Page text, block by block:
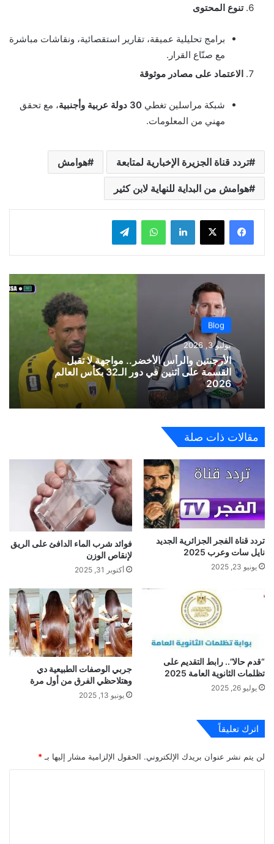
تنوع المحتوى
برامج تحليلية عميقة، تقارير استقصائية، ونقاشات مباشرة
مع صنّاع القرار.
الاعتماد على مصادر موثوقة
شبكة مراسلين تغطي 30 دولة عربية وأجنبية
، مع تحقق
مهني من المعلومات.
تردد قناة الجزيرة الإخبارية لمتابعة هوامش
هوامش من البداية للنهاية لابن كثير
لينكدإن واتساب
Blog
يوليو 3, 2026
الأرجنتين والرأس الأخضر.. مواجهة لا تقبل
القسمة على اثنين في دور الـ32 بكأس العالم
2026
مقالات ذات صلة
تردد قناة الفجر الجزائرية الجديد
نايل سات وعرب 2025
يونيو 23, 2025
فوائد شرب الماء الدافئ على الريق
لإنقاص الوزن
أكتوبر 31, 2025
“قدم حالا”.. رابط التقديم على
تظلمات الثانوية العامة 2025
يوليو 26, 2025
جربي الوصفات الطبيعية دي
وهتلاحظي الفرق من أول مرة
يونيو 13, 2025
اترك تعليقاً
لن يتم نشر عنوان بريدك الإلكتروني. الحقول الإلزامية مشار إليها بـ *